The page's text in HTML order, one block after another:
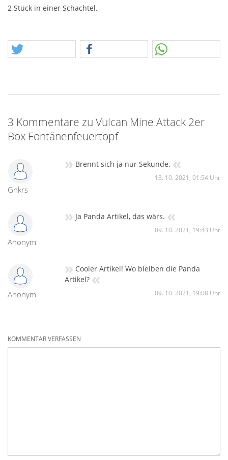
2 Stück in einer Schachtel.
3 Kommentare zu Vulcan Mine Attack 2er
Box Fontänenfeuertopf
Gnkrs
» Brennt sich ja nur Sekunde. «
13. 10. 2021, 01:54 Uhr
Anonym
» Ja Panda Artikel, das wärs. «
09. 10. 2021, 19:43 Uhr
Anonym
» Cooler Artikel! Wo bleiben die Panda
Artikel? «
09. 10. 2021, 19:08 Uhr
KOMMENTAR VERFASSEN